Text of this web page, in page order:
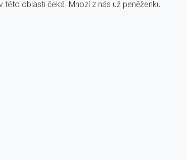
oblasti čeká. Mnozí z nás už peněženku